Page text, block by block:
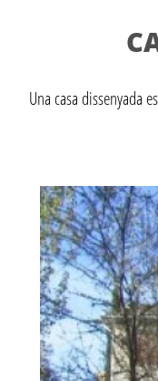
Una casa dissenyada